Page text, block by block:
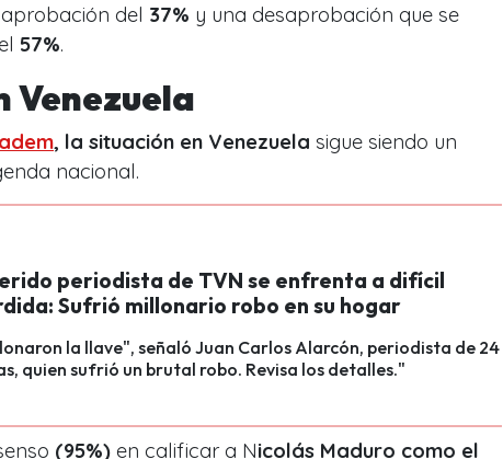
del 37% y una desaprobación que se
57%.
Venezuela
, la situación en Venezuela sigue siendo un
nacional.
periodista de TVN se enfrenta a difícil
Sufrió millonario robo en su hogar
la llave", señaló Juan Carlos Alarcón, periodista de 24
quien sufrió un brutal robo. Revisa los detalles."
(95%) en calificar a Nicolás Maduro como el